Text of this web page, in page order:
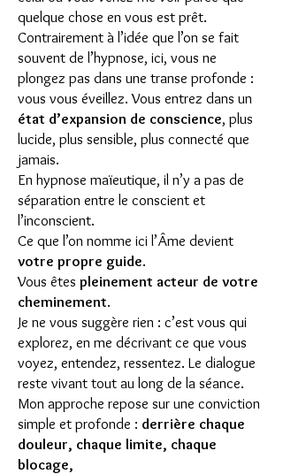
quelque chose en vous est prêt.
Contrairement à l’idée que l’on se fait
souvent de l’hypnose, ici, vous ne
plongez pas dans une transe profonde :
vous vous éveillez. Vous entrez dans un
état d’expansion de conscience, plus
lucide, plus sensible, plus connecté que
jamais.
En hypnose maïeutique, il n’y a pas de
séparation entre le conscient et
l’inconscient.
Ce que l’on nomme ici l’Âme devient
votre propre guide.
Vous êtes pleinement acteur de votre
cheminement.
Je ne vous suggère rien : c’est vous qui
explorez, en me décrivant ce que vous
voyez, entendez, ressentez. Le dialogue
reste vivant tout au long de la séance.
Mon approche repose sur une conviction
simple et profonde : derrière chaque
douleur, chaque limite, chaque
blocage,